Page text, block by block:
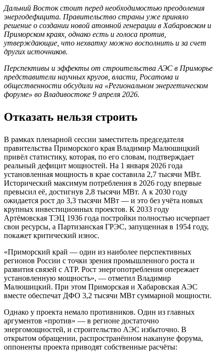
Дальний Восток стоит перед необходимостью преодоления
энергодефицита. Правительство страны уже приняло
решение о создании новой атомной генерации в Хабаровском и
Приморском краях, однако есть и голоса против,
утверждающие, что нехватку можно восполнить и за счет
других источников.
Перспективы и эффекты от строительства АЭС в Приморье
представители научных кругов, власти, Росатома и
общественности обсудили на «Региональном энергетическом
форуме» во Владивостоке 9 апреля 2026.
Отказать нельзя строить
В рамках пленарной сессии заместитель председателя
правительства Приморского края Владимир Малюшицкий
привёл статистику, которая, по его словам, подтверждает
реальный дефицит мощностей. На 1 января 2026 года
установленная мощность в крае составила 2,7 тысячи МВт.
Исторический максимум потребления в 2026 году впервые
превысил её, достигнув 2,8 тысячи МВт. А к 2030 году
ожидается рост до 3,3 тысячи МВт — и это без учёта новых
крупных инвестиционных проектов. К 2033 году
Артёмовская ТЭЦ 1936 года постройки полностью исчерпает
свои ресурсы, а Партизанская ГРЭС, запущенная в 1954 году,
покажет критический износ.
«Приморский край — один из наиболее перспективных
регионов России с точки зрения промышленного роста и
развития связей с АТР. Рост энергопотребления опережает
установленную мощность», — отметил Владимир
Малюшицкий. При этом Приморская и Хабаровская АЭС
вместе обеспечат ДФО 3,2 тысячи МВт суммарной мощности.
Однако у проекта немало противников. Один из главных
аргументов «против» — в регионе достаточно
энергомощностей, и строительство АЭС избыточно. В
открытом обращении, распространённом накануне форума,
оппоненты проекта приводят собственные расчёты: